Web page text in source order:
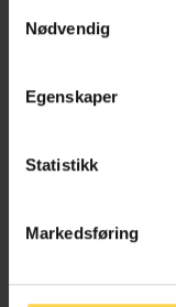
Nødvendig
Egenskaper
Statistikk
Markedsføring
Partner,